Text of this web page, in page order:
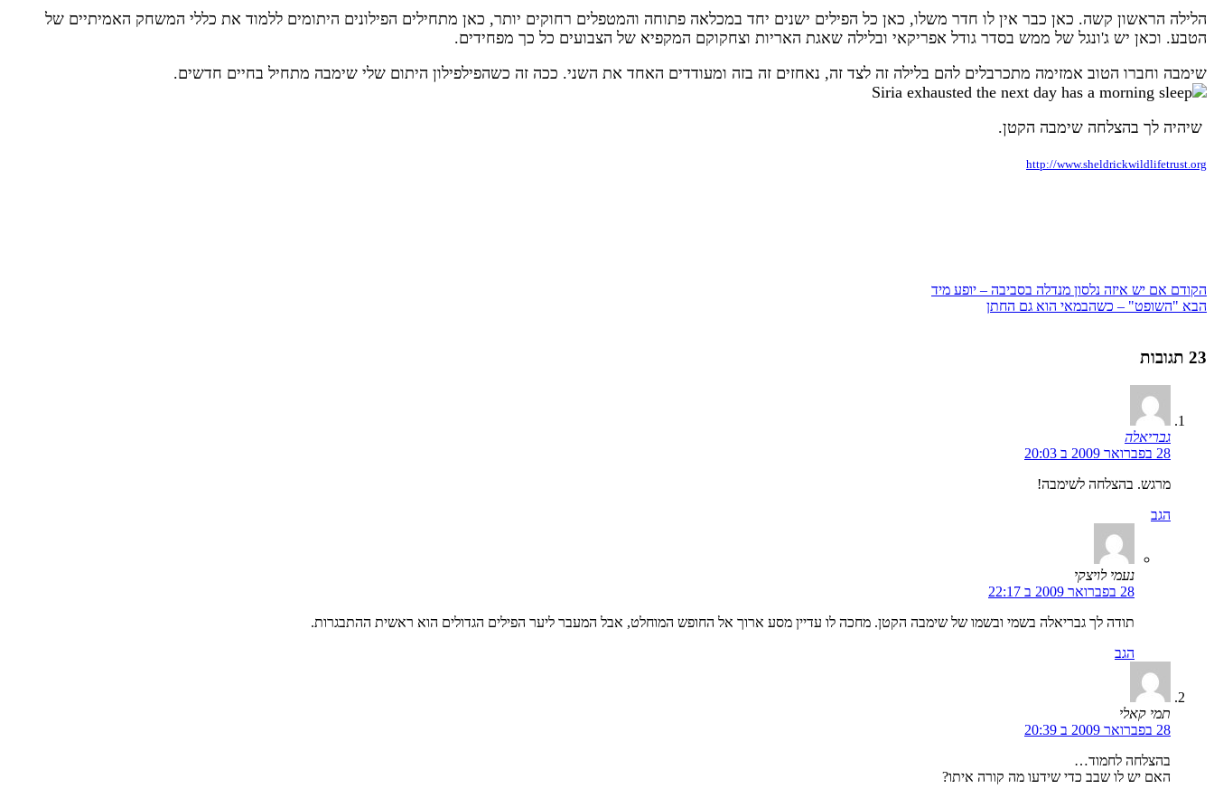
הלילה הראשון קשה. כאן כבר אין לו חדר משלו, כאן כל הפילים ישנים יחד במכלאה פתוחה והמטפלים רחוקים יותר, כאן מתחילים הפילונים היתומים ללמוד את כללי המשחק האמיתיים של
הטבע. וכאן יש ג'ונגל של ממש בסדר גודל אפריקאי ובלילה שאגת האריות וצחקוקם המקפיא של הצבועים כל כך מפחידים.
שימבה וחברו הטוב אמזימה מתכרבלים להם בלילה זה לצד זה, נאחזים זה בזה ומעודדים האחד את השני. ככה זה כשהפילפילון היתום שלי שימבה מתחיל בחיים חדשים.
שיהיה לך בהצלחה שימבה הקטן.
http://www.sheldrickwildlifetrust.org
הקודם אם יש איזה נלסון מנדלה בסביבה – יופע מיד
הבא "השופט" – כשהבמאי הוא גם החתן
23 תגובות
גבריאלה
28 בפברואר 2009 ב 20:03
מרגש. בהצלחה לשימבה!
הגב
נעמי לויצקי
28 בפברואר 2009 ב 22:17
תודה לך גבריאלה בשמי ובשמו של שימבה הקטן. מחכה לו עדיין מסע ארוך אל החופש המוחלט, אבל המעבר ליער הפילים הגדולים הוא ראשית ההתבגרות.
הגב
תמי קאלי
28 בפברואר 2009 ב 20:39
בהצלחה לחמוד…
האם יש לו שבב כדי שידעו מה קורה איתו?